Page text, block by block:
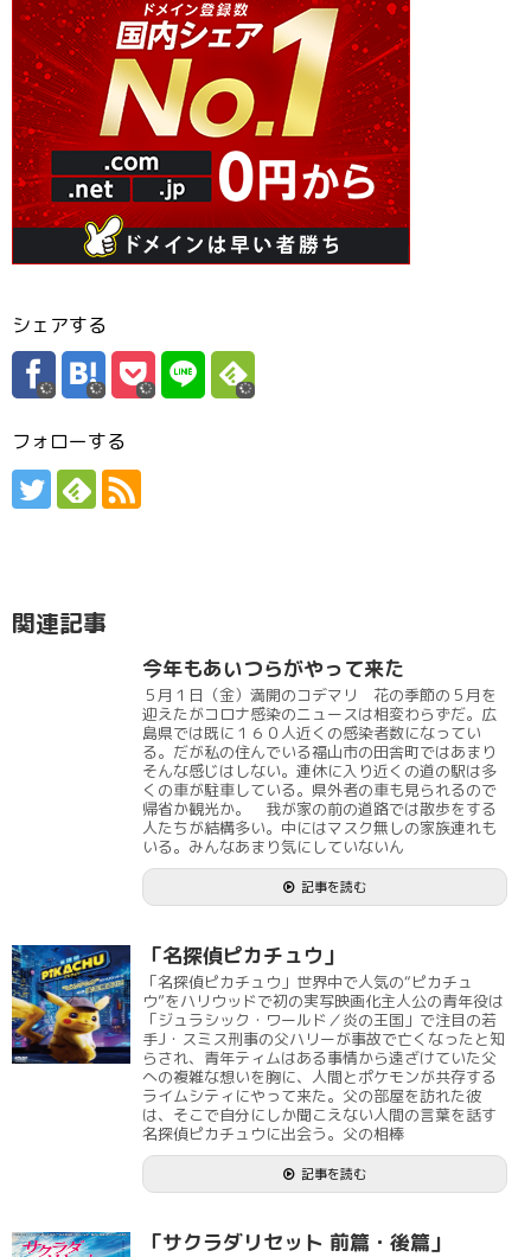
シェアする
フォローする
関連記事
今年もあいつらがやって来た
５月１日（金）満開のコデマリ 花の季節の５月を
迎えたがコロナ感染のニュースは相変わらずだ。広
島県では既に１６０人近くの感染者数になってい
る。だが私の住んでいる福山市の田舎町ではあまり
そんな感じはしない。連休に入り近くの道の駅は多
くの車が駐車している。県外者の車も見られるので
帰省か観光か。 我が家の前の道路では散歩をする
人たちが結構多い。中にはマスク無しの家族連れも
いる。みんなあまり気にしていないん
記事を読む
「名探偵ピカチュウ」
「名探偵ピカチュウ」世界中で人気の“ピカチュ
ウ”をハリウッドで初の実写映画化主人公の青年役は
「ジュラシック・ワールド／炎の王国」で注目の若
手J・スミス刑事の父ハリーが事故で亡くなったと知
らされ、青年ティムはある事情から遠ざけていた父
への複雑な想いを胸に、人間とポケモンが共存する
ライムシティにやって来た。父の部屋を訪れた彼
は、そこで自分にしか聞こえない人間の言葉を話す
名探偵ピカチュウに出会う。父の相棒
記事を読む
「サクラダリセット 前篇・後篇」